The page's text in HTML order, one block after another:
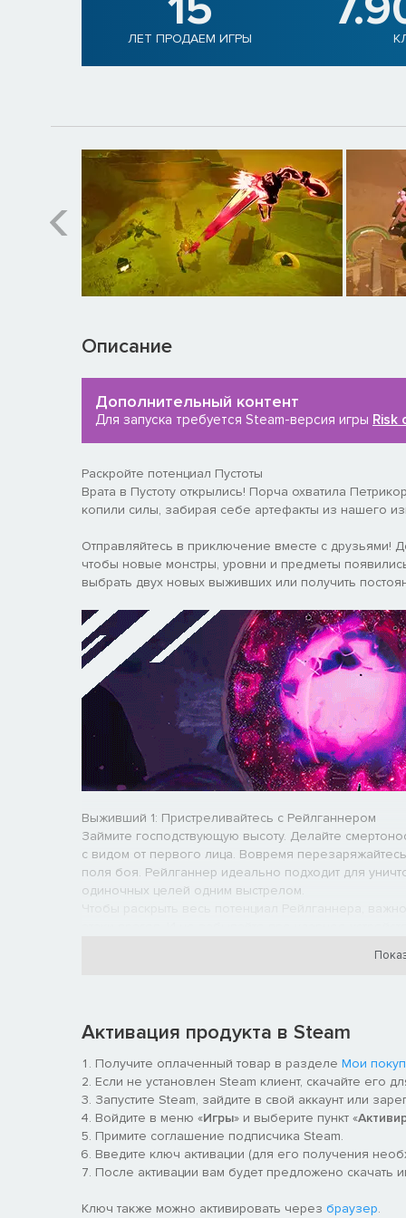
ЛЕТ ПРОДАЕМ ИГРЫ
Описание
Дополнительный контент
Для запуска требуется Steam-версия игры Risk
Раскройте потенциал Пустоты
Врата в Пустоту открылись! Порча охватила
копили силы, забирая себе артефакты из нашего
Отправляйтесь в приключение вместе с друзьями!
чтобы новые монстры, уровни и предметы
выбрать двух новых выживших или получить
Выживший 1: Пристреливайтесь с Рейлганнером
Займите господствующую высоту. Делайте
с видом от первого лица. Вовремя
поля боя. Рейлганнер идеально подходит для
одиночных целей одним выстрелом.
Выживший 2: Поглощайте порчу за Демона Пустоты
Активация продукта в Steam
Получите оплаченный товар в разделе Мои
Если не установлен Steam клиент, скачайте его
Запустите Steam, зайдите в свой аккаунт или
Войдите в меню «Игры» и выберите пункт «
Примите соглашение подписчика Steam.
Введите ключ активации (для его получения
После активации вам будет предложено скачать
Ключ также можно активировать через браузер.